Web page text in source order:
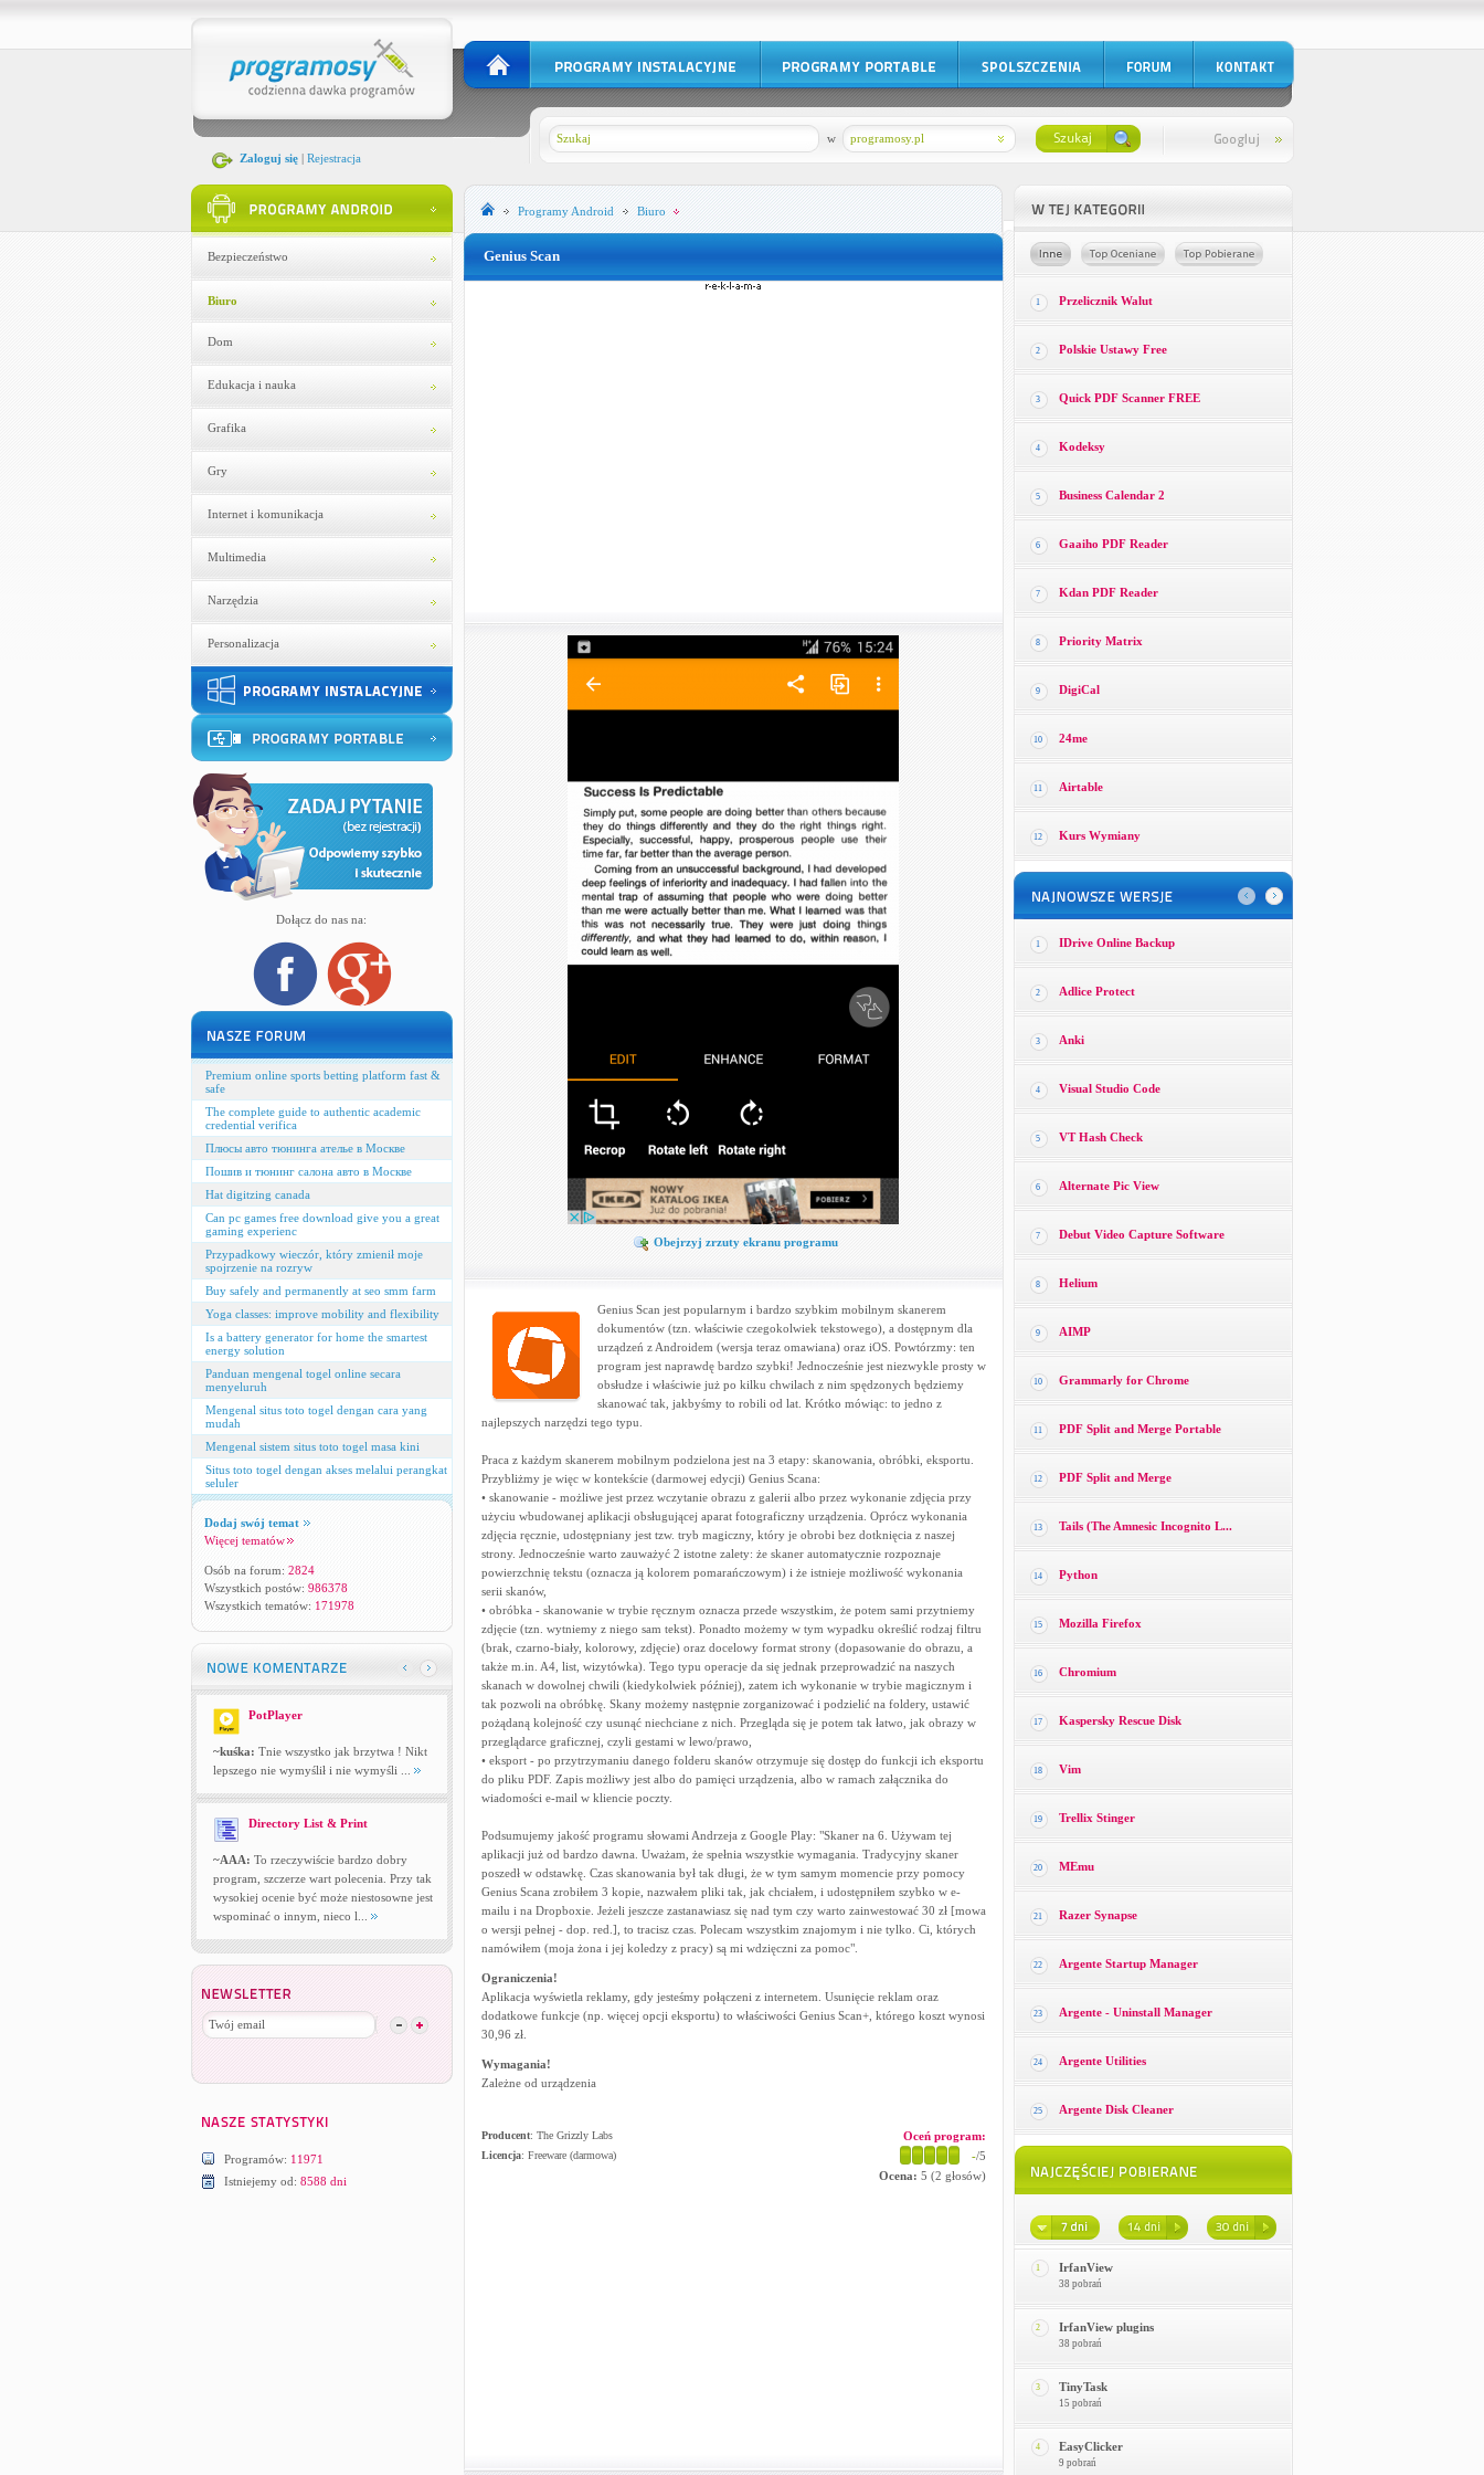
Zaloguj się| Rejestracja
programosy.pl
w
Bezpieczeństwo
Biuro
Dom
Edukacja i nauka
Grafika
Gry
Internet i komunikacja
Multimedia
Narzędzia
Personalizacja
Dołącz do nas na:
Premium online sports betting platform fast &
safe
The complete guide to authentic academic
credential verifica
Плюсы авто тюнинга ателье в Москве
Пошив и тюнинг салона авто в Москве
Hat digitzing canada
Can pc games free download give you a great
gaming experienc
Przypadkowy wieczór, który zmienił moje
spojrzenie na rozryw
Buy safely and permanently at seo smm farm
Yoga classes: improve mobility and flexibility
Is a battery generator for home the smartest
energy solution
Panduan mengenal togel online secara
menyeluruh
Mengenal situs toto togel dengan cara yang
mudah
Mengenal sistem situs toto togel masa kini
Situs toto togel dengan akses melalui perangkat
seluler
Dodaj swój temat
Więcej tematów
Osób na forum: 2824
Wszystkich postów: 986378
Wszystkich tematów: 171978
PotPlayer
~kuśka: Tnie wszystko jak brzytwa ! Nikt
lepszego nie wymyślił i nie wymyśli ...
Directory List & Print
~AAA: To rzeczywiście bardzo dobry
program, szczerze wart polecenia. Przy tak
wysokiej ocenie być może niestosowne jest
wspominać o innym, nieco l...
Programów: 11971
Istniejemy od: 8588 dni
ProgramyAndroid Biuro
Genius Scan
Obejrzyj zrzuty ekranu programu
Genius Scan jest popularnym i bardzo szybkim mobilnym skanerem
dokumentów (tzn. właściwie czegokolwiek tekstowego), a dostępnym dla
urządzeń z Androidem (wersja teraz omawiana) oraz iOS. Powtórzmy: ten
program jest naprawdę bardzo szybki! Jednocześnie jest niezwykle prosty w
obsłudze i właściwie już po kilku chwilach z nim spędzonych będziemy
skanować tak, jakbyśmy to robili od lat. Krótko mówiąc: to jedno z
najlepszych narzędzi tego typu.
Praca z każdym skanerem mobilnym podzielona jest na 3 etapy: skanowania, obróbki, eksportu.
Przybliżmy je więc w kontekście (darmowej edycji) Genius Scana:
• skanowanie - możliwe jest przez wczytanie obrazu z galerii albo przez wykonanie zdjęcia przy
użyciu wbudowanej aplikacji obsługującej aparat fotograficzny urządzenia. Oprócz wykonania
zdjęcia ręcznie, udostępniany jest tzw. tryb magiczny, który je obrobi bez dotknięcia z naszej
strony. Jednocześnie warto zauważyć 2 istotne zalety: że skaner automatycznie rozpoznaje
powierzchnię tekstu (oznacza ją kolorem pomarańczowym) i że istnieje możliwość wykonania
serii skanów,
• obróbka - skanowanie w trybie ręcznym oznacza przede wszystkim, że potem sami przytniemy
zdjęcie (tzn. wytniemy z niego sam tekst). Ponadto możemy w tym wypadku określić rodzaj filtru
(brak, czarno-biały, kolorowy, zdjęcie) oraz docelowy format strony (dopasowanie do obrazu, a
także m.in. A4, list, wizytówka). Tego typu operacje da się jednak przeprowadzić na naszych
skanach w dowolnej chwili (kiedykolwiek później), zatem ich wykonanie w trybie magicznym i
tak pozwoli na obróbkę. Skany możemy następnie zorganizować i podzielić na foldery, ustawić
pożądaną kolejność czy usunąć niechciane z nich. Przegląda się je potem tak łatwo, jak obrazy w
przeglądarce graficznej, czyli gestami w lewo/prawo,
• eksport - po przytrzymaniu danego folderu skanów otrzymuje się dostęp do funkcji ich eksportu
do pliku PDF. Zapis możliwy jest albo do pamięci urządzenia, albo w ramach załącznika do
wiadomości e-mail w kliencie poczty.
Podsumujemy jakość programu słowami Andrzeja z Google Play: "Skaner na 6. Używam tej
aplikacji już od bardzo dawna. Uważam, że spełnia wszystkie wymagania. Tradycyjny skaner
poszedł w odstawkę. Czas skanowania był tak długi, że w tym samym momencie przy pomocy
Genius Scana zrobiłem 3 kopie, nazwałem pliki tak, jak chciałem, i udostępniłem szybko w e-
mailu i na Dropboxie. Jeżeli jeszcze zastanawiasz się nad tym czy warto zainwestować 30 zł [mowa
o wersji pełnej - dop. red.], to tracisz czas. Polecam wszystkim znajomym i nie tylko. Ci, których
namówiłem (moja żona i jej koledzy z pracy) są mi wdzięczni za pomoc".
Ograniczenia!
Aplikacja wyświetla reklamy, gdy jesteśmy połączeni z internetem. Usunięcie reklam oraz
dodatkowe funkcje (np. więcej opcji eksportu) to właściwości Genius Scan+, którego koszt wynosi
30,96 zł.
Wymagania!
Zależne od urządzenia
Producent: The Grizzly Labs
Licencja: Freeware (darmowa)
Oceń program:
-/5
Ocena: 5 (2 głosów)
1 Przelicznik Walut
2 Polskie Ustawy Free
3 Quick PDF Scanner FREE
4 Kodeksy
5 Business Calendar 2
6 Gaaiho PDF Reader
7 Kdan PDF Reader
8 Priority Matrix
9 DigiCal
10 24me
11 Airtable
12 Kurs Wymiany
1 IDrive Online Backup
2 Adlice Protect
3 Anki
4 Visual Studio Code
5 VT Hash Check
6 Alternate Pic View
7 Debut Video Capture Software
8 Helium
9 AIMP
10 Grammarly for Chrome
11 PDF Split and Merge Portable
12 PDF Split and Merge
13 Tails (The Amnesic Incognito L...
14 Python
15 Mozilla Firefox
16 Chromium
17 Kaspersky Rescue Disk
18 Vim
19 Trellix Stinger
20 MEmu
21 Razer Synapse
22 Argente Startup Manager
23 Argente - Uninstall Manager
24 Argente Utilities
25 Argente Disk Cleaner
1 IrfanView
38 pobrań
2 IrfanView plugins
38 pobrań
3 TinyTask
15 pobrań
4 EasyClicker
9 pobrań